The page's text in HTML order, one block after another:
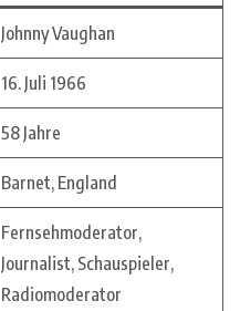
Johnny Vaughan
16. Juli 1966
58 Jahre
Barnet, England
Fernsehmoderator,
Journalist, Schauspieler,
Radiomoderator